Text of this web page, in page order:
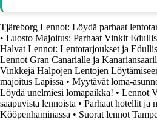
Tjäreborg Lennot: Löydä parhaat
• Luosto Majoitus: Parhaat Vinkit
Halvat Lennot: Lentotarjoukset ja
Lennot Gran Canarialle ja
Vinkkejä Halpojen Lentojen
majoitus Lapissa • Myytävät loma-
Löydä unelmiesi lomapaikka! • Lennot
saapuvista lennoista • Parhaat hotellit ja
Kööpenhaminassa • Suorat lennot